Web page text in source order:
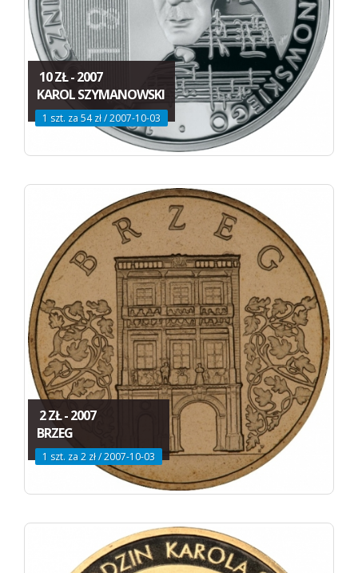
10 ZŁ - 2007
KAROL SZYMANOWSKI
1 szt. za 54 zł / 2007-10-03
2 ZŁ - 2007
BRZEG
1 szt. za 2 zł / 2007-10-03